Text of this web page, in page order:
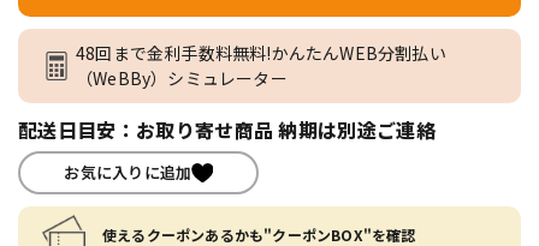
48回まで金利手数料無料!かんたんWEB分割払い
（WeBBy）シミュレーター
配送日目安：お取り寄せ商品 納期は別途ご連絡
お気に入りに追加
使えるクーポンあるかも"クーポンBOX"を確認